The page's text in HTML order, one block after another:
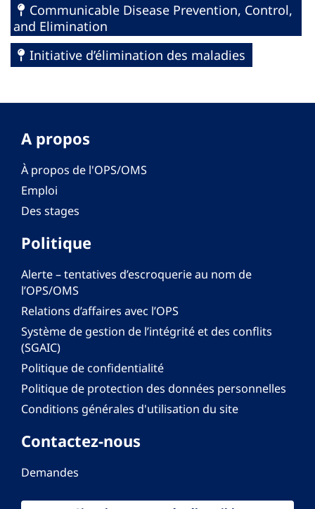
Communicable Disease Prevention, Control,
and Elimination
Initiative d’élimination des maladies
A propos
À propos de l'OPS/OMS
Emploi
Des stages
Politique
Alerte – tentatives d’escroquerie au nom de
l’OPS/OMS
Relations d’affaires avec l’OPS
Système de gestion de l’intégrité et des conflits
(SGAIC)
Politique de confidentialité
Politique de protection des données personnelles
Conditions générales d'utilisation du site
Contactez-nous
Demandes